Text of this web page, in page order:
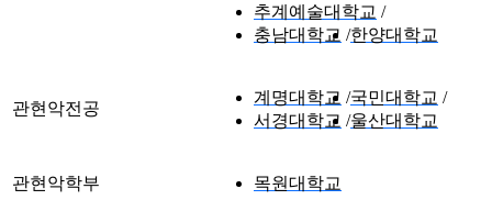
추계예술대학교
충남대학교 한양대학교
관현악전공
계명대학교 국민대학교
서경대학교 울산대학교
관현악학부 목원대학교